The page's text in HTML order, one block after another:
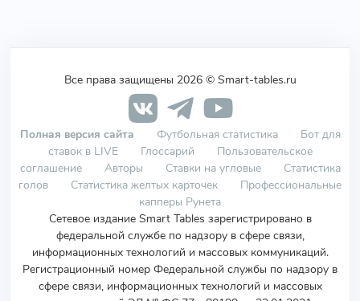
Все права защищены 2026 © Smart-tables.ru
Полная версия сайта Футбольная статистика
Бот для
ставок в LIVE
Глоссарий
Пользовательское
соглашение
Авторы Ставки на угловые
Статистика
голов
Статистика желтых карточек
Профессиональные
капперы Рунета
Сетевое издание Smart Tables зарегистрировано в
федеральной службе по надзору в сфере связи,
информационных технологий и массовых коммуникаций.
Регистрационный номер Федеральной службы по надзору в
сфере связи, информационных технологий и массовых